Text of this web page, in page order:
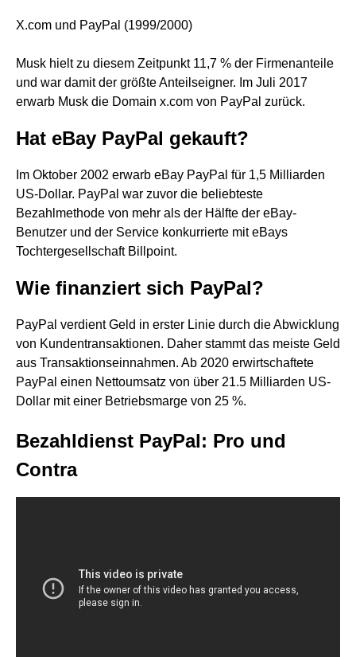
X.com und PayPal (1999/2000)
Musk hielt zu diesem Zeitpunkt 11,7 % der Firmenanteile
und war damit der größte Anteilseigner. Im Juli 2017
erwarb Musk die Domain x.com von PayPal zurück.
Hat eBay PayPal gekauft?
Im Oktober 2002 erwarb eBay PayPal für 1,5 Milliarden
US-Dollar. PayPal war zuvor die beliebteste
Bezahlmethode von mehr als der Hälfte der eBay-
Benutzer und der Service konkurrierte mit eBays
Tochtergesellschaft Billpoint.
Wie finanziert sich PayPal?
PayPal verdient Geld in erster Linie durch die Abwicklung
von Kundentransaktionen. Daher stammt das meiste Geld
aus Transaktionseinnahmen. Ab 2020 erwirtschaftete
PayPal einen Nettoumsatz von über 21.5 Milliarden US-
Dollar mit einer Betriebsmarge von 25 %.
Bezahldienst PayPal: Pro und
Contra